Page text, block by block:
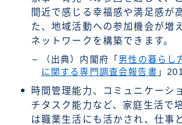
間近で感じる幸福感や満足感が
た、地域活動への参加機会が増
ネットワークを構築できます。
（出典）内閣府「 男性の暮らし
に関する専門調査会報告書 」
時間管理能力、コミュニケーシ
チタスク能力など、家庭生活で
は職業生活にも活かされ、仕事